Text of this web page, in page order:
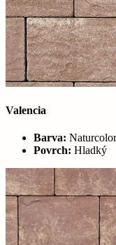
Valencia
Barva:
Povrch: Hladký